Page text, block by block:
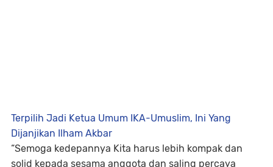
Terpilih Jadi Ketua Umum IKA-Umuslim, Ini Yang
Dijanjikan Ilham Akbar
“Semoga kedepannya Kita harus lebih kompak dan
solid kepada sesama anggota dan saling percaya